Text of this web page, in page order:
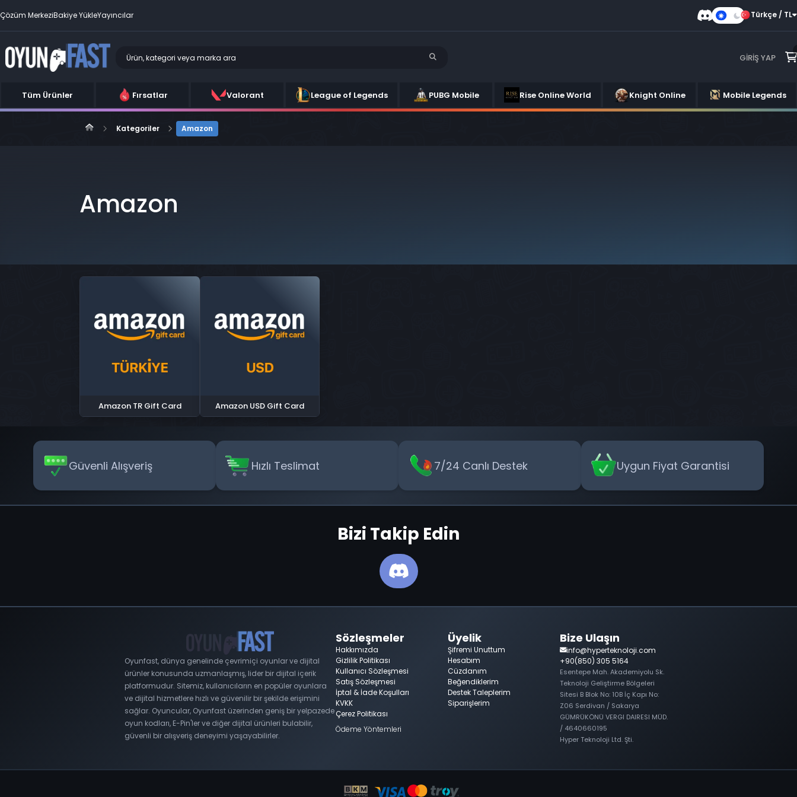
Çözüm MerkeziBakiye YükleYayıncılar
Karanlık
Türkçe / TL
GIRIŞ YAP
Tüm Ürünler Fırsatlar Valorant League of Legends PUBG Mobile Rise Online World Knight Online Mobile Legends
Kategoriler Amazon
Amazon
Amazon TR Gift Card Amazon USD Gift Card
Güvenli Alışveriş Hızlı Teslimat 7/24 Canlı Destek Uygun Fiyat Garantisi
Bizi Takip Edin
Oyunfast, dünya genelinde çevrimiçi oyunlar ve dijital
ürünler konusunda uzmanlaşmış, lider bir dijital içerik
platformudur. Sitemiz, kullanıcıların en popüler oyunlara
ve dijital hizmetlere hızlı ve güvenilir bir şekilde erişimini
sağlar. Oyuncular, Oyunfast üzerinden geniş bir yelpazede
oyun kodları, E-Pin'ler ve diğer dijital ürünleri bulabilir,
güvenli bir alışveriş deneyimi yaşayabilirler.
Sözleşmeler
Hakkımızda
Gizlilik Politikası
Kullanıcı Sözleşmesi
Satış Sözleşmesi
İptal & İade Koşulları
KVKK
Çerez Politikası
Ödeme Yöntemleri
Üyelik
Şifremi Unuttum
Hesabım
Cüzdanım
Beğendiklerim
Destek Taleplerim
Siparişlerim
Bize Ulaşın
info@hyperteknoloji.com
+90(850) 305 5164
Esentepe Mah. Akademiyolu Sk.
Teknoloji Geliştirme Bölgeleri
Sitesi B Blok No: 10B İç Kapı No:
Z06 Serdivan / Sakarya
GÜMRÜKÖNÜ VERGI DAIRESI MÜD.
/ 4640660195
Hyper Teknoloji Ltd. Şti.